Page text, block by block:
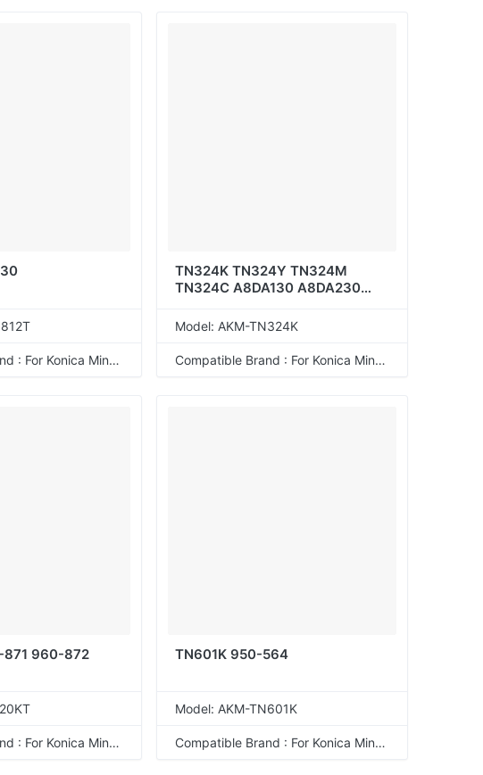
Compatible Brand : For Konica Minolta
TN324K TN324Y TN324M
TN324C A8DA130 A8DA230
Model: AKM-TN324K
Compatible Brand : For Konica Minolta
960-872
Compatible Brand : For Konica Minolta
TN601K 950-564
Model: AKM-TN601K
Compatible Brand : For Konica Minolta